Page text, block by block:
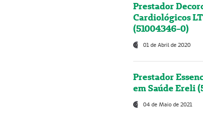
Prestador
Cardiológicos
(51004346-0)
01 de Abril de 2020
Prestador
em Saúde Ereli
04 de Maio de 2021